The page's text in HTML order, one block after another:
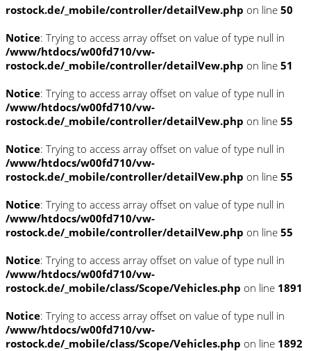
rostock.de/_mobile/controller/detailVew.php on line 50
Notice: Trying to access array offset on value of type null in
/www/htdocs/w00fd710/vw-
rostock.de/_mobile/controller/detailVew.php on line 51
Notice: Trying to access array offset on value of type null in
/www/htdocs/w00fd710/vw-
rostock.de/_mobile/controller/detailVew.php on line 55
Notice: Trying to access array offset on value of type null in
/www/htdocs/w00fd710/vw-
rostock.de/_mobile/controller/detailVew.php on line 55
Notice: Trying to access array offset on value of type null in
/www/htdocs/w00fd710/vw-
rostock.de/_mobile/controller/detailVew.php on line 55
Notice: Trying to access array offset on value of type null in
/www/htdocs/w00fd710/vw-
rostock.de/_mobile/class/Scope/Vehicles.php on line 1891
Notice: Trying to access array offset on value of type null in
/www/htdocs/w00fd710/vw-
rostock.de/_mobile/class/Scope/Vehicles.php on line 1892